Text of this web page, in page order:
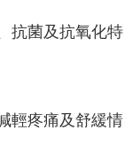
抗菌及抗氧化特
輕疼痛及舒緩情